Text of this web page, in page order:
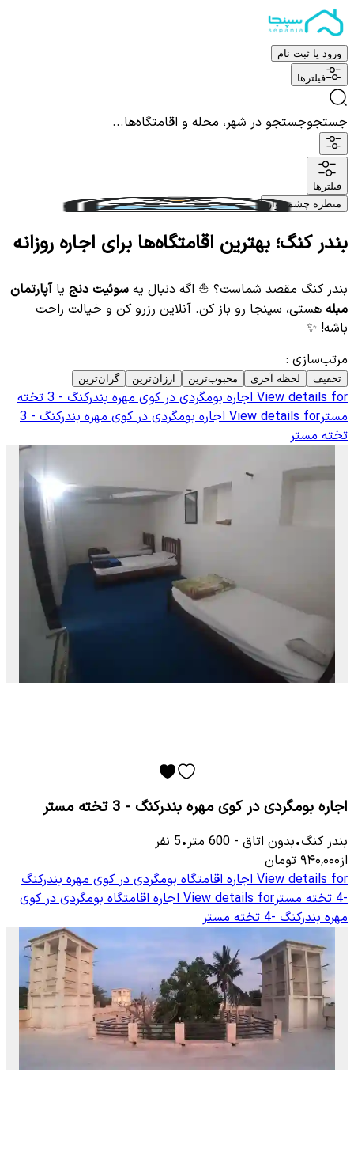
ورود یا ثبت نام
فیلترها
جستجوجستجو در شهر، محله و اقامتگاه‌ها...
فیلترها
منظره چشم نواز
بندر کنگ؛ بهترین اقامتگاه‌ها برای اجاره روزانه
بندر کنگ مقصد شماست؟ ⛵️ اگه دنبال یه سوئیت دنج یاآپارتمان
مبله هستی، سپنجا رو باز کن. آنلاین رزرو کن و خیالت راحت
باشه! ✨
مرتب‌سازی :
تخفیف لحظه آخری محبوب‌ترین ارزان‌ترین گران‌ترین
View details for
اجاره بومگردی در کوی مهره بندرکنگ - 3 تخته
مسترView details for
اجاره بومگردی در کوی مهره بندرکنگ - 3
تخته مستر
اجاره بومگردی در کوی مهره بندرکنگ - 3 تخته مستر
بندر کنگ•بدون اتاق -
600 متر•
5 نفر
از۹۴۰٬۰۰۰ تومان
View details for اجاره اقامتگاه بومگردی در کوی مهره بندرکنگ
-4 تخته مستر
View details for اجاره اقامتگاه بومگردی در کوی
مهره بندرکنگ -4 تخته مستر